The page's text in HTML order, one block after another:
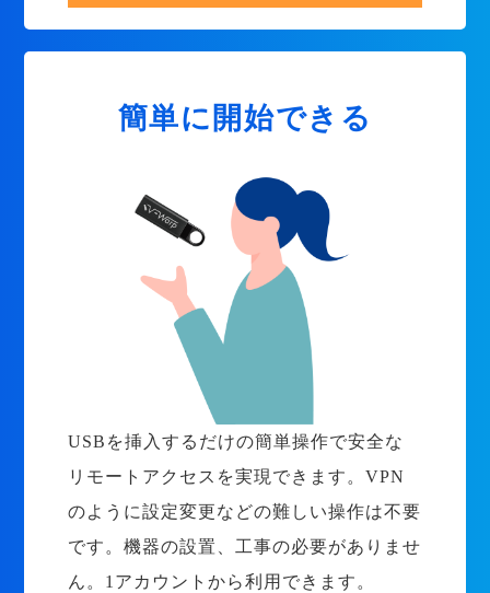
簡単に開始できる
USBを挿入するだけの簡単操作で安全な
リモートアクセスを実現できます。VPN
のように設定変更などの難しい操作は不要
です。機器の設置、工事の必要がありませ
ん。1アカウントから利用できます。